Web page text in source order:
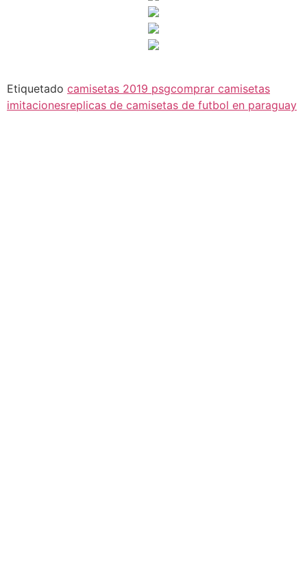
Etiquetado camisetas 2019 psgcomprar camisetas
imitacionesreplicas de camisetas de futbol en paraguay